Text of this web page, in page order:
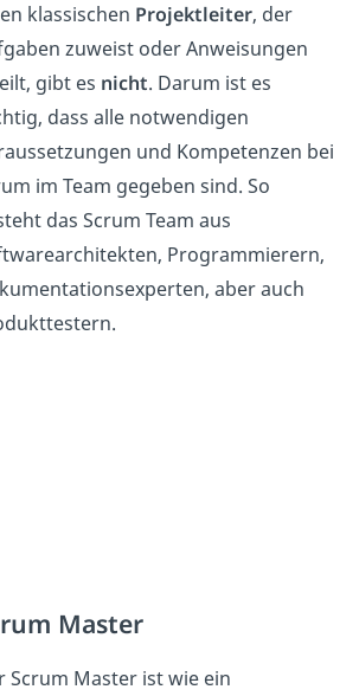
klassischen Projektleiter, der
zuweist oder Anweisungen
gibt es nicht. Darum ist es
dass alle notwendigen
und Kompetenzen bei
im Team gegeben sind. So
das Scrum Team aus
Programmierern,
aber auch
Master
Scrum Master ist wie ein